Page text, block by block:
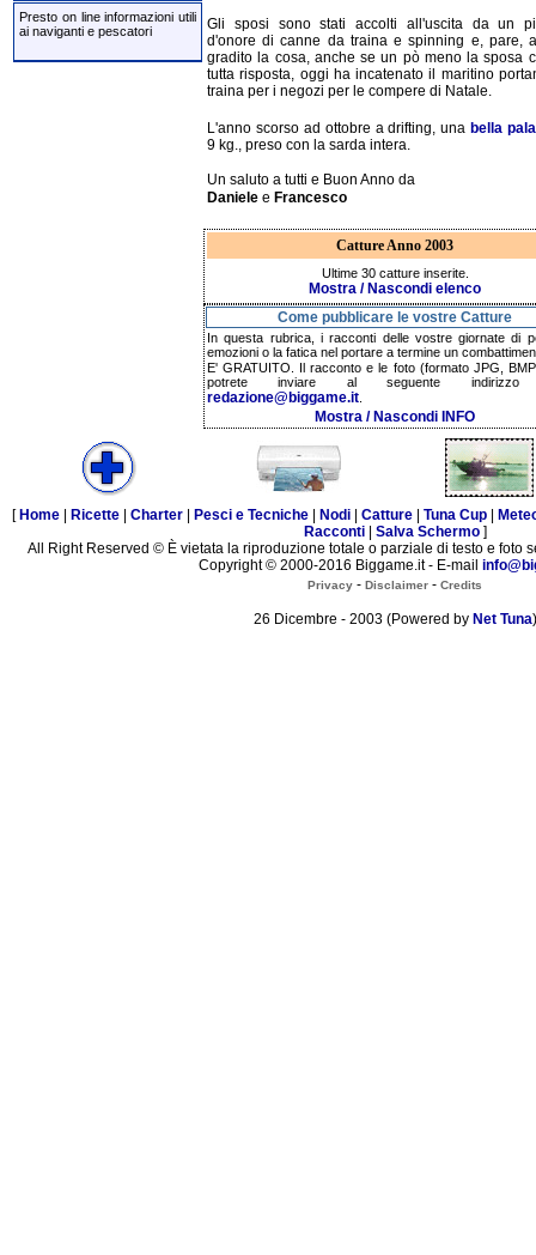
Presto on line informazioni utili
ai naviganti e pescatori
Gli sposi sono stati accolti all'uscita da un
d'onore di canne da traina e spinning e, pare,
gradito la cosa, anche se un pò meno la sposa
tutta risposta, oggi ha incatenato il maritino
traina per i negozi per le compere di Natale.
L'anno scorso ad ottobre a drifting, unabella
9 kg., preso con la sarda intera.
Un saluto a tutti e Buon Anno da
Daniele e Francesco
Catture Anno 2003
Ultime 30 catture inserite.
Mostra / Nascondi elenco
Come pubblicare le vostre Catture
In questa rubrica, i racconti delle vostre giornate di
emozioni o la fatica nel portare a termine un
E' GRATUITO. Il racconto e le foto (formato JPG,
potrete inviare al seguente indirizzo
redazione@biggame.it
Mostra / Nascondi INFO
[ Home Ricette Charter Pesci e Tecniche Nodi Catture Tuna Cup
Racconti| Salva Schermo]
All Right Reserved © È vietata la riproduzione totale o parziale di testo e foto
Copyright © 2000-2016 Biggame.it - E-mail
Privacy - Disclaimer - Credits
26 Dicembre - 2003 (Powered by Net Tuna)